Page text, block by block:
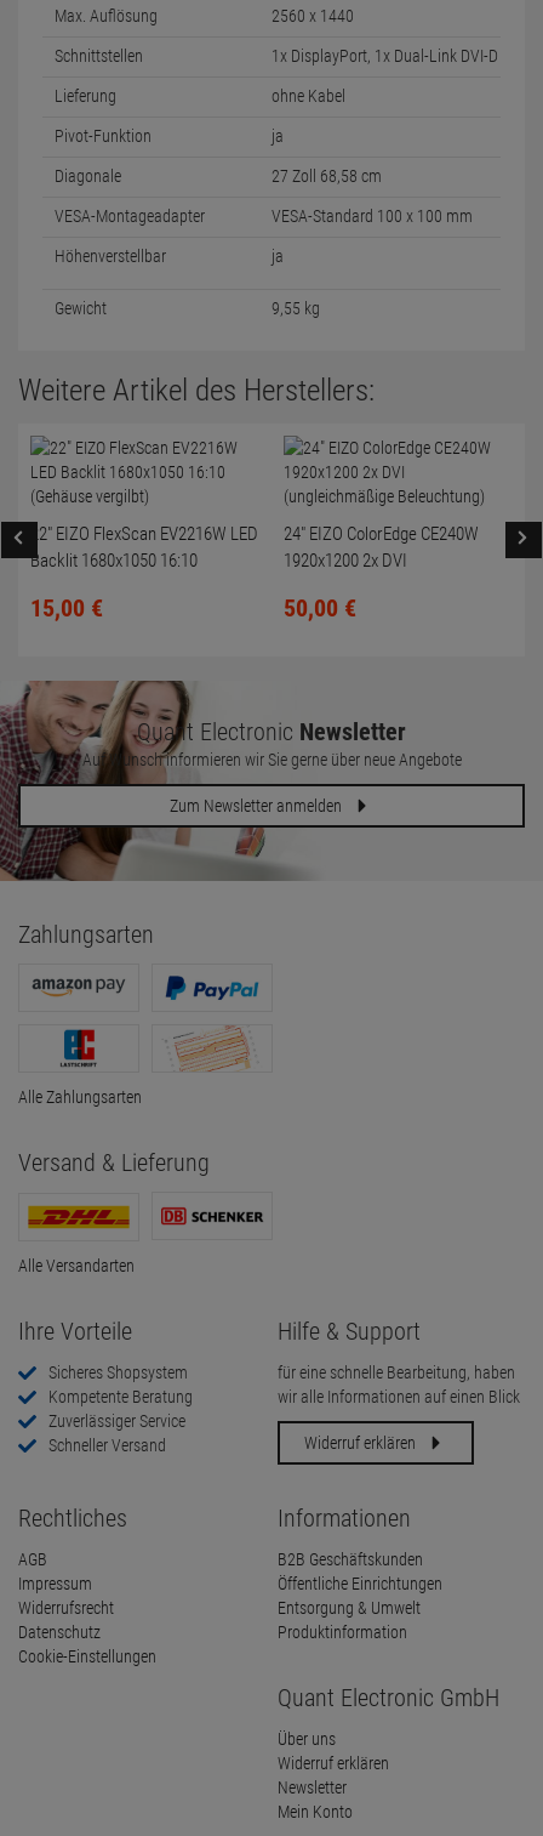
Max. Auflösung 2560 x 1440
Schnittstellen 1x DisplayPort, 1x Dual-Link DVI-D
Lieferung ohne Kabel
Pivot-Funktion ja
Diagonale 27 Zoll 68,58 cm
VESA-Montageadapter VESA-Standard 100 x 100 mm
Höhenverstellbar ja
Gewicht 9,55 kg
Weitere Artikel des Herstellers:
22" EIZO FlexScan EV2216W LED
Backlit 1680x1050 16:10
15,00 €
24" EIZO ColorEdge CE240W
1920x1200 2x DVI
50,00 €
Quant Electronic Newsletter
Auf Wunsch informieren wir Sie gerne über neue Angebote
Zum Newsletter anmelden
Zahlungsarten
Alle Zahlungsarten
Versand & Lieferung
Alle Versandarten
Ihre Vorteile
Sicheres Shopsystem
Kompetente Beratung
Zuverlässiger Service
Schneller Versand
Hilfe & Support
für eine schnelle Bearbeitung, haben
wir alle Informationen auf einen Blick
Widerruf erklären
Rechtliches
AGB
Impressum
Widerrufsrecht
Datenschutz
Cookie-Einstellungen
Informationen
B2B Geschäftskunden
Öffentliche Einrichtungen
Entsorgung & Umwelt
Produktinformation
Quant Electronic GmbH
Über uns
Widerruf erklären
Newsletter
Mein Konto